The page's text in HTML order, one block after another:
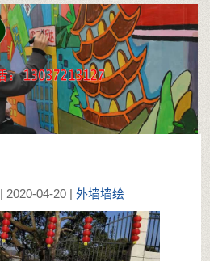
| 2020-04-20 | 外墙墙绘